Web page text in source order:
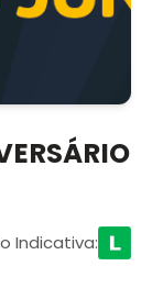
Indicativa: